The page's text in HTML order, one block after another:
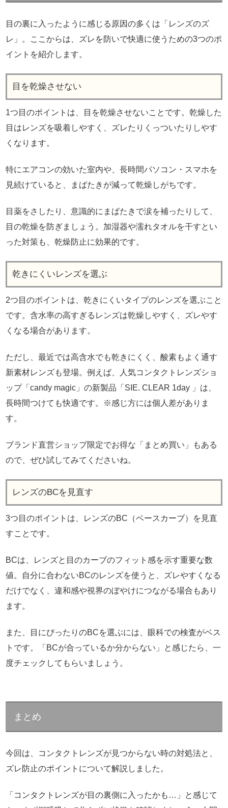
目の裏に入ったように感じる原因の多くは「レンズのズ
レ」。ここからは、ズレを防いで快適に使うための3つのポ
イントを紹介します。
目を乾燥させない
1つ目のポイントは、目を乾燥させないことです。乾燥した
目はレンズを吸着しやすく、ズレたりくっついたりしやす
くなります。
特にエアコンの効いた室内や、長時間パソコン・スマホを
見続けていると、まばたきが減って乾燥しがちです。
目薬をさしたり、意識的にまばたきで涙を補ったりして、
目の乾燥を防ぎましょう。加湿器や濡れタオルを干すとい
った対策も、乾燥防止に効果的です。
乾きにくいレンズを選ぶ
2つ目のポイントは、乾きにくいタイプのレンズを選ぶこと
です。含水率の高すぎるレンズは乾燥しやすく、ズレやす
くなる場合があります。
ただし、最近では高含水でも乾きにくく、酸素もよく通す
新素材レンズも登場。例えば、人気コンタクトレンズショ
ップ「candy magic」の新製品「SIE. CLEAR 1day 」は、
長時間つけても快適です。※感じ方には個人差がありま
す。
ブランド直営ショップ限定でお得な「まとめ買い」もある
ので、ぜひ試してみてくださいね。
レンズのBCを見直す
3つ目のポイントは、レンズのBC（ベースカーブ）を見直
すことです。
BCは、レンズと目のカーブのフィット感を示す重要な数
値。自分に合わないBCのレンズを使うと、ズレやすくなる
だけでなく、違和感や視界のぼやけにつながる場合もあり
ます。
また、目にぴったりのBCを選ぶには、眼科での検査がベス
トです。「BCが合っているか分からない」と感じたら、一
度チェックしてもらいましょう。
まとめ
今回は、コンタクトレンズが見つからない時の対処法と、
ズレ防止のポイントについて解説しました。
「コンタクトレンズが目の裏側に入ったかも…」と感じて